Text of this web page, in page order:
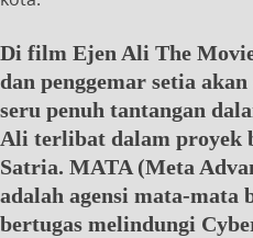
Di film Ejen Ali The
dan penggemar setia
seru penuh tantangan
Ali terlibat dalam proyek
Satria. MATA (Meta
adalah agensi mata-mata
bertugas melindungi